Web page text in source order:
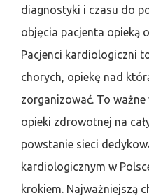
diagnostyki i czasu do
objęcia pacjenta opieką
Pacjenci kardiologiczni
chorych, opiekę nad
zorganizować. To
opieki zdrowotnej na
powstanie sieci
kardiologicznym w
krokiem. Najważniejszą